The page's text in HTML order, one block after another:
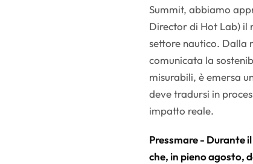
Summit, abbiamo
Director di Hot Lab) il
settore nautico. Dalla
comunicata la
misurabili, è emersa
deve tradursi in
impatto reale.
Pressmare - Durante
che, in pieno agosto,